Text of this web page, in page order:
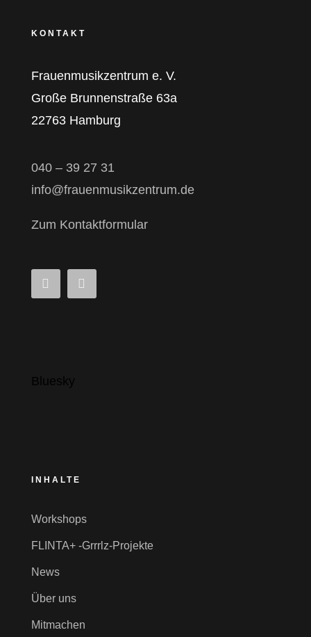
KONTAKT
Frauenmusikzentrum e. V.
Große Brunnenstraße 63a
22763 Hamburg
040 – 39 27 31
info@frauenmusikzentrum.de
Zum Kontaktformular
Bluesky
INHALTE
Workshops
FLINTA+ -Grrrlz-Projekte
News
Über uns
Mitmachen